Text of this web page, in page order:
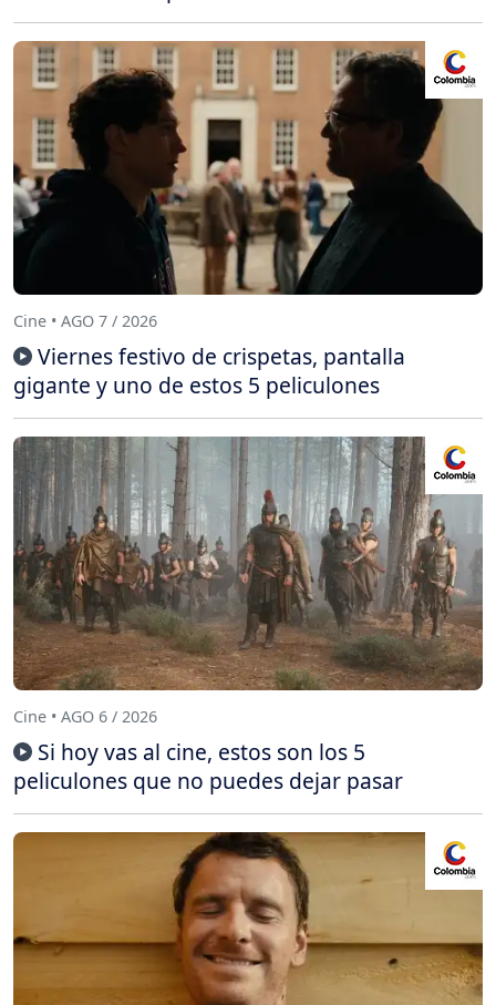
Cine • AGO 7 / 2026
Viernes festivo de crispetas, pantalla
gigante y uno de estos 5 peliculones
Cine • AGO 6 / 2026
Si hoy vas al cine, estos son los 5
peliculones que no puedes dejar pasar